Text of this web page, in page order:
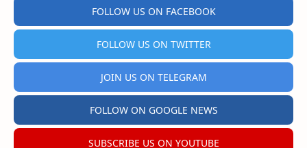
FOLLOW US ON FACEBOOK
FOLLOW US ON TWITTER
JOIN US ON TELEGRAM
FOLLOW ON GOOGLE NEWS
SUBSCRIBE US ON YOUTUBE